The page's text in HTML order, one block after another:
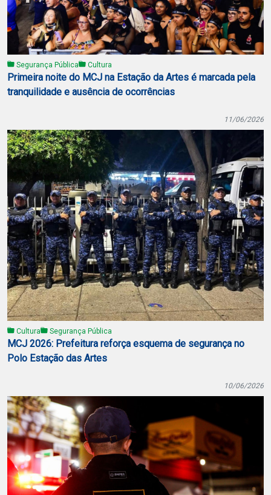
Segurança Pública Cultura
Primeira noite do MCJ na Estação da Artes é marcada pela
tranquilidade e ausência de ocorrências
11/06/2026
Cultura Segurança Pública
MCJ 2026: Prefeitura reforça esquema de segurança no
Polo Estação das Artes
10/06/2026